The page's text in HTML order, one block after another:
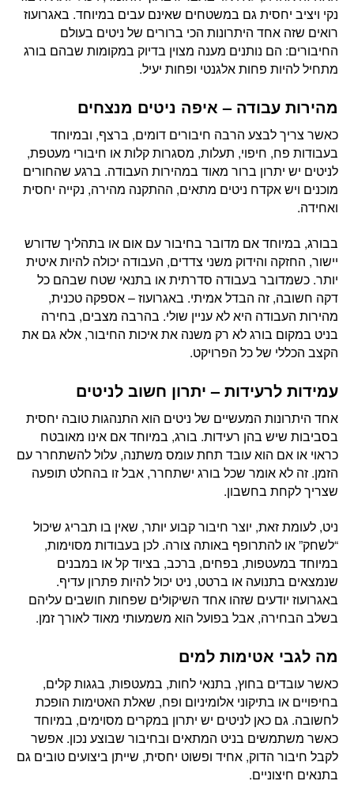
נקי ויציב יחסית גם במשטחים שאינם עבים במיוחד. באגרועוז
רואים שזה אחד היתרונות הכי ברורים של ניטים בעולם
החיבורים: הם נותנים מענה מצוין בדיוק במקומות שבהם בורג
מתחיל להיות פחות אלגנטי ופחות יעיל.
מהירות עבודה – איפה ניטים מנצחים
כאשר צריך לבצע הרבה חיבורים דומים, ברצף, ובמיוחד
בעבודות פח, חיפוי, תעלות, מסגרות קלות או חיבורי מעטפת,
לניטים יש יתרון ברור מאוד במהירות העבודה. ברגע שהחורים
מוכנים ויש אקדח ניטים מתאים, ההתקנה מהירה, נקייה יחסית
ואחידה.
בבורג, במיוחד אם מדובר בחיבור עם אום או בתהליך שדורש
יישור, החזקה והידוק משני צדדים, העבודה יכולה להיות איטית
יותר. כשמדובר בעבודה סדרתית או בתנאי שטח שבהם כל
דקה חשובה, זה הבדל אמיתי. באגרועוז – אספקה טכנית,
מהירות העבודה היא לא עניין שולי. בהרבה מצבים, בחירה
בניט במקום בורג לא רק משנה את איכות החיבור, אלא גם את
הקצב הכללי של כל הפרויקט.
עמידות לרעידות – יתרון חשוב לניטים
אחד היתרונות המעשיים של ניטים הוא התנהגות טובה יחסית
בסביבות שיש בהן רעידות. בורג, במיוחד אם אינו מאובטח
כראוי או אם הוא עובד תחת עומס משתנה, עלול להשתחרר עם
הזמן. זה לא אומר שכל בורג ישתחרר, אבל זו בהחלט תופעה
שצריך לקחת בחשבון.
ניט, לעומת זאת, יוצר חיבור קבוע יותר, שאין בו תבריג שיכול
“לשחק” או להתרופף באותה צורה. לכן בעבודות מסוימות,
במיוחד במעטפות, בפחים, ברכב, בציוד קל או במבנים
שנמצאים בתנועה או ברטט, ניט יכול להיות פתרון עדיף.
באגרועוז יודעים שזהו אחד השיקולים שפחות חושבים עליהם
בשלב הבחירה, אבל בפועל הוא משמעותי מאוד לאורך זמן.
מה לגבי אטימות למים
כאשר עובדים בחוץ, בתנאי לחות, במעטפות, בגגות קלים,
בחיפויים או בתיקוני אלומיניום ופח, שאלת האטימות הופכת
לחשובה. גם כאן לניטים יש יתרון במקרים מסוימים, במיוחד
כאשר משתמשים בניט המתאים ובחיבור שבוצע נכון. אפשר
לקבל חיבור הדוק, אחיד ופשוט יחסית, שייתן ביצועים טובים גם
בתנאים חיצוניים.